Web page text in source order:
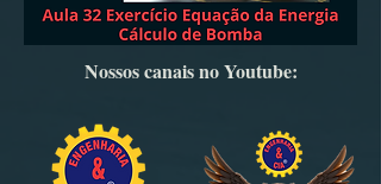
Nossos canais no Youtube: